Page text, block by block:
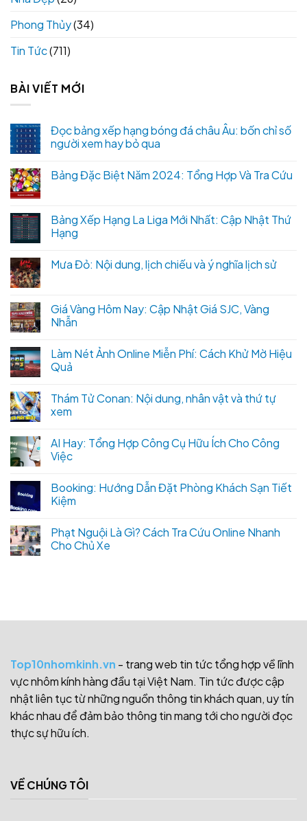
Phong Thủy(34)
Tin Tức(711)
BÀI VIẾT MỚI
Đọc bảng xếp hạng bóng đá châu Âu: bốn chỉ số
người xem hay bỏ qua
Bảng Đặc Biệt Năm 2024: Tổng Hợp Và Tra Cứu
Bảng Xếp Hạng La Liga Mới Nhất: Cập Nhật Thứ
Hạng
Mưa Đỏ: Nội dung, lịch chiếu và ý nghĩa lịch sử
Giá Vàng Hôm Nay: Cập Nhật Giá SJC, Vàng
Nhẫn
Làm Nét Ảnh Online Miễn Phí: Cách Khử Mờ Hiệu
Quả
Thám Tử Conan: Nội dung, nhân vật và thứ tự
xem
AI Hay: Tổng Hợp Công Cụ Hữu Ích Cho Công
Việc
Booking: Hướng Dẫn Đặt Phòng Khách Sạn Tiết
Kiệm
Phạt Nguội Là Gì? Cách Tra Cứu Online Nhanh
Cho Chủ Xe
Top10nhomkinh.vn - trang web tin tức tổng hợp về lĩnh
vực nhôm kính hàng đầu tại Việt Nam. Tin tức được cập
nhật liên tục từ những nguồn thông tin khách quan, uy tín
khác nhau để đảm bảo thông tin mang tới cho người đọc
thực sự hữu ích.
VỀ CHÚNG TÔI